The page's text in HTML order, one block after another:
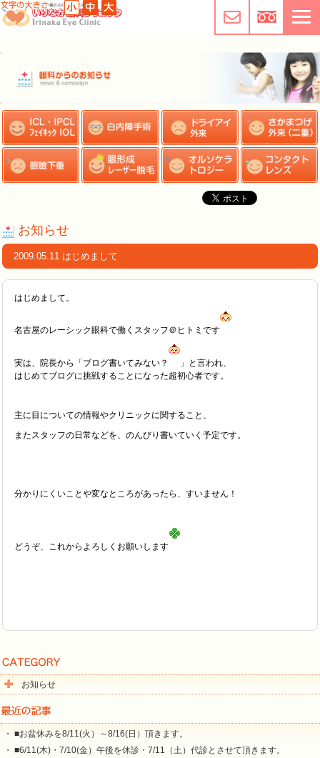
お知らせ
2009.05.11 はじめまして
はじめまして。
名古屋のレーシック眼科で働くスタッフ＠ヒトミです
実は、院長から「ブログ書いてみない？
」と言われ、
はじめてブログに挑戦することになった超初心者です。
主に目についての情報やクリニックに関すること、
またスタッフの日常などを、のんびり書いていく予定です。
分かりにくいことや変なところがあったら、すいません！
どうぞ、これからよろしくお願いします
お知らせ
・ ■お盆休みを8/11(火）～8/16(日）頂きます。
・ ■6/11(木)・7/10(金）午後を休診・7/11（土）代診とさせて頂きます。